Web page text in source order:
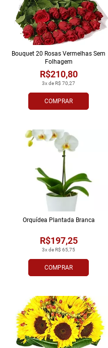
COMPRAR
3x de R$ 70,27
R$210,80
Bouquet 20 Rosas Vermelhas Sem
Folhagem
COMPRAR
3x de R$ 65,75
R$197,25
Orquídea Plantada Branca